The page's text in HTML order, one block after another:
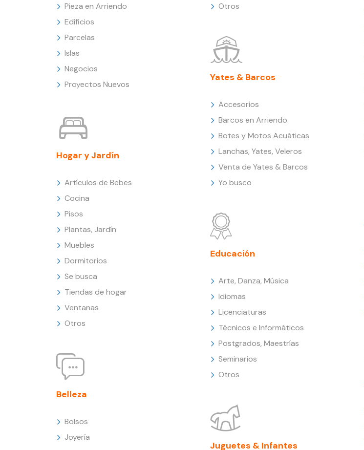
Pieza en Arriendo
Edificios
Parcelas
Islas
Negocios
Proyectos Nuevos
Hogar y Jardín
Artículos de Bebes
Cocina
Pisos
Plantas, Jardín
Muebles
Dormitorios
Se busca
Tiendas de hogar
Ventanas
Otros
Belleza
Bolsos
Joyería
Otros
Yates & Barcos
Accesorios
Barcos en Arriendo
Botes y Motos Acuáticas
Lanchas, Yates, Veleros
Venta de Yates & Barcos
Yo busco
Educación
Arte, Danza, Música
Idiomas
Licenciaturas
Técnicos e Informáticos
Postgrados, Maestrías
Seminarios
Otros
Juguetes & Infantes